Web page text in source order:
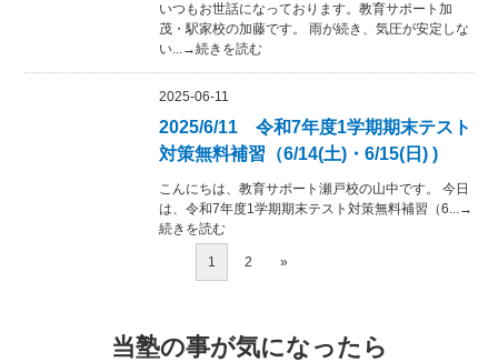
いつもお世話になっております。教育サポート加
茂・駅家校の加藤です。 雨が続き、気圧が安定しな
い...→続きを読む
2025-06-11
2025/6/11 令和7年度1学期期末テスト
対策無料補習（6/14(土)・6/15(日) )
こんにちは、教育サポート瀬戸校の山中です。 今日
は、令和7年度1学期期末テスト対策無料補習（6...→
続きを読む
1 2 »
当塾の事が気になったら